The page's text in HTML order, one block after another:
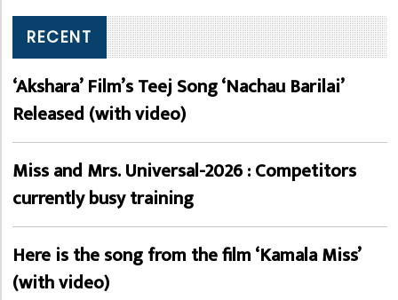
RECENT
‘Akshara’ Film’s Teej Song ‘Nachau Barilai’
Released (with video)
Miss and Mrs. Universal-2026 : Competitors
currently busy training
Here is the song from the film ‘Kamala Miss’
(with video)